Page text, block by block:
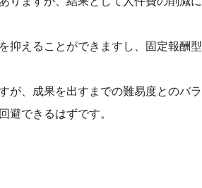
抑えることができますし、固定報酬型
が、成果を出すまでの難易度とのバラ
避できるはずです。